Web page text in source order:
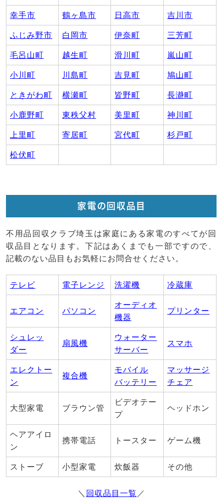
幸手市 鶴ヶ島市 日高市 吉川市
ふじみ野市 白岡市 伊奈町 三芳町
毛呂山町 越生町 滑川町 嵐山町
小川町 川島町 吉見町 鳩山町
ときがわ町 横瀬町 皆野町 長瀞町
小鹿野町 東秩父村 美里町 神川町
上里町 寄居町 宮代町 杉戸町
松伏町
家電の回収品目
不用品回収クラブ埼玉は家庭にある家電のすべてが回
収品目となります。下記はあくまでも一部ですので、
記載のない品目もお気軽にお問合せください。
テレビ 電子レンジ 洗濯機 冷蔵庫
エアコン パソコン
オーディオ
機器
プリンター
シュレッ
ダー
扇風機
ウォーター
サーバー
スマホ
エレクトー
ン
複合機
モバイル
バッテリー
マッサージ
チェア
大型家電 ブラウン管
ビデオテー
プ
ヘッドホン
ヘアアイロ
ン
携帯電話 トースター ゲーム機
ストーブ 小型家電 炊飯器 その他
＼ 回収品目一覧 ／